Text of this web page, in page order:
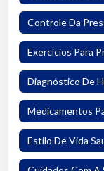
Controle Da
Exercícios Para
Diagnóstico De
Medicamentos
Estilo De Vida